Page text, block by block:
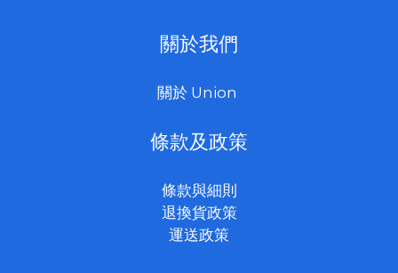
關於我們
關於 Union
條款及政策
條款與細則
退換貨政策
運送政策